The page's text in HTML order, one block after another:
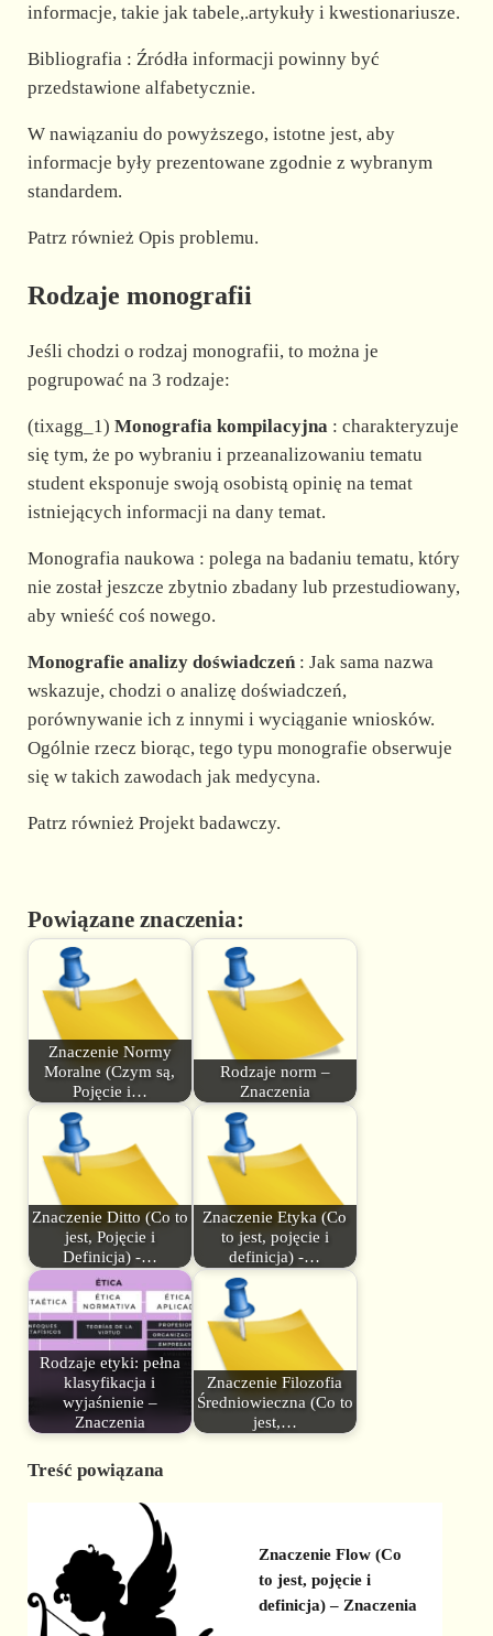
informacje, takie jak tabele,.artykuły i kwestionariusze.
Bibliografia : Źródła informacji powinny być
przedstawione alfabetycznie.
W nawiązaniu do powyższego, istotne jest, aby
informacje były prezentowane zgodnie z wybranym
standardem.
Patrz również Opis problemu.
Rodzaje monografii
Jeśli chodzi o rodzaj monografii, to można je
pogrupować na 3 rodzaje:
(tixagg_1) Monografia kompilacyjna: charakteryzuje
się tym, że po wybraniu i przeanalizowaniu tematu
student eksponuje swoją osobistą opinię na temat
istniejących informacji na dany temat.
Monografia naukowa : polega na badaniu tematu, który
nie został jeszcze zbytnio zbadany lub przestudiowany,
aby wnieść coś nowego.
Monografie analizy doświadczeń: Jak sama nazwa
wskazuje, chodzi o analizę doświadczeń,
porównywanie ich z innymi i wyciąganie wniosków.
Ogólnie rzecz biorąc, tego typu monografie obserwuje
się w takich zawodach jak medycyna.
Patrz również Projekt badawczy.
Powiązane znaczenia:
Znaczenie Normy
Moralne (Czym są,
Pojęcie i…
Rodzaje norm –
Znaczenia
Znaczenie Ditto (Co to
jest, Pojęcie i
Definicja) -…
Znaczenie Etyka (Co
to jest, pojęcie i
definicja) -…
Rodzaje etyki: pełna
klasyfikacja i
wyjaśnienie –
Znaczenia
Znaczenie Filozofia
Średniowieczna (Co to
jest,…
Treść powiązana
Znaczenie Flow (Co
to jest, pojęcie i
definicja) – Znaczenia